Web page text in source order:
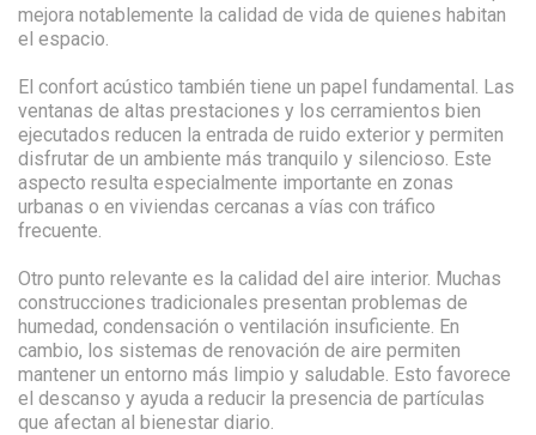
mejora notablemente la calidad de vida de quienes habitan
el espacio.
El confort acústico también tiene un papel fundamental. Las
ventanas de altas prestaciones y los cerramientos bien
ejecutados reducen la entrada de ruido exterior y permiten
disfrutar de un ambiente más tranquilo y silencioso. Este
aspecto resulta especialmente importante en zonas
urbanas o en viviendas cercanas a vías con tráfico
frecuente.
Otro punto relevante es la calidad del aire interior. Muchas
construcciones tradicionales presentan problemas de
humedad, condensación o ventilación insuficiente. En
cambio, los sistemas de renovación de aire permiten
mantener un entorno más limpio y saludable. Esto favorece
el descanso y ayuda a reducir la presencia de partículas
que afectan al bienestar diario.